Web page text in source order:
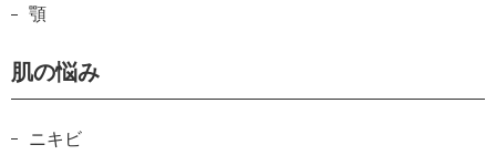
顎
肌の悩み
ニキビ